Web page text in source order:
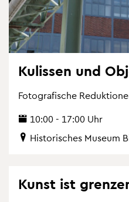
Ku­lis­sen und
Fo­to­gra­fi­sche
10:00 - 17:00 Uhr
His­to­ri­sches Mu­se­um
Kunst ist